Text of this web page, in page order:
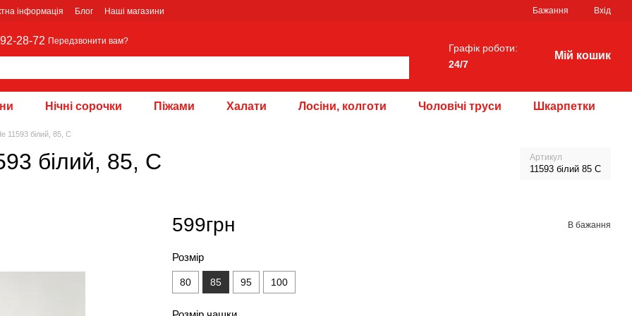
інформація Блог Наші магазини Бажання Вхід
28-72 Передзвонити вам?
Графік роботи:
24/7
Мій кошик
Нічні сорочки Піжами Халати Лосіни, колготи Чоловічі труси Шкарпетки
11593 білий, 85, C
білий, 85, C Артикул
11593 білий 85 С
599грн В бажання
Розмір
80 85 95 100